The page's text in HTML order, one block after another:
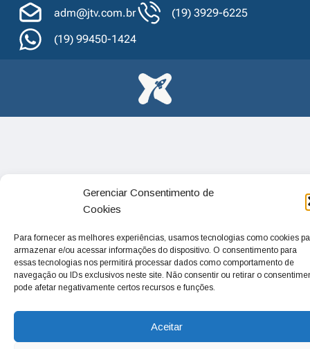
Gerenciar Consentimento de
Cookies
Para fornecer as melhores experiências, usamos tecnologias como cookies
armazenar e/ou acessar informações do dispositivo. O consentimento para
essas tecnologias nos permitirá processar dados como comportamento de
navegação ou IDs exclusivos neste site. Não consentir ou retirar o
pode afetar negativamente certos recursos e funções.
Aceitar
adm@jtv.com.br
(19) 3929-6225
(19) 99450-1424